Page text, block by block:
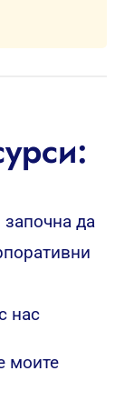
започна да
нас
моите